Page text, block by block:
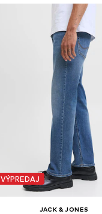
VÝPREDAJ
JACK & JONES